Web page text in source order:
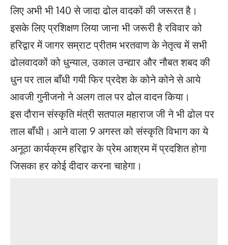
लिए अभी भी 140 से जादा ढोल वादकों की जरूरत है।
इसके लिए प्रशिक्षण लिया जाना भी जरूरी है रविवार को
हरिद्वार में जागर सम्राट प्रीतम भरतवाण के नेतृत्व में सभी
ढोलवादकों को धुन्याल, उकाल उन्द्यार और नौबत शबद की
धुन पर ताल बाँधी गयी फिर प्रदेश के कोने कोने से आये
आवजी गुनीजनो ने अलग ताल पर ढोल वादन किया।
इस दौरान संस्कृति मंत्री सतपाल महाराज जी ने भी ढोल पर
ताल बाँधी। आने वाला 9 अगस्त को संस्कृति विभाग का ये
अनूठा कार्यक्रम हरिद्वार के प्रेम आश्रम में प्रदशित होगा
जिसका हर कोई दीदार करना चाहेगा।